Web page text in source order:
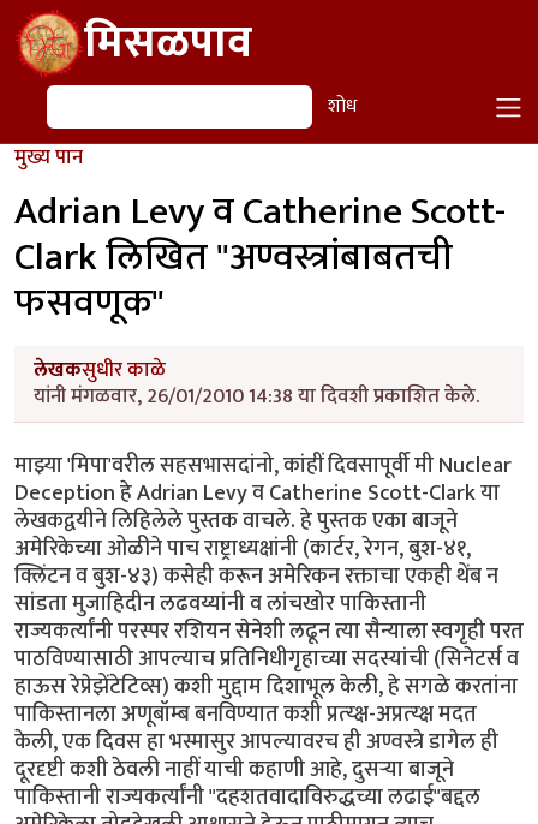
Skip to main contentमिसळपाव
शोध शोध
मुख्य पान
Adrian Levy व Catherine Scott-
Clark लिखित "अण्वस्त्रांबाबतची
फसवणूक"
लेखकसुधीर काळे
यांनी मंगळवार, 26/01/2010 14:38 या दिवशी प्रकाशित केले.
माझ्या 'मिपा'वरील सहसभासदांनो, कांहीं दिवसापूर्वी मी Nuclear
Deception हे Adrian Levy व Catherine Scott-Clark या
लेखकद्वयीने लिहिलेले पुस्तक वाचले. हे पुस्तक एका बाजूने
अमेरिकेच्या ओळीने पाच राष्ट्राध्यक्षांनी (कार्टर, रेगन, बुश-४१,
क्लिंटन व बुश-४३) कसेही करून अमेरिकन रक्ताचा एकही थेंब न
सांडता मुजाहिदीन लढवय्यांनी व लांचखोर पाकिस्तानी
राज्यकर्त्यांनी परस्पर रशियन सेनेशी लढून त्या सैन्याला स्वगृही परत
पाठविण्यासाठी आपल्याच प्रतिनिधीगृहाच्या सदस्यांची (सिनेटर्स व
हाऊस रेप्रेझेंटेटिव्स) कशी मुद्दाम दिशाभूल केली, हे सगळे करतांना
पाकिस्तानला अणूबॉम्ब बनविण्यात कशी प्रत्य्क्ष-अप्रत्य्क्ष मदत
केली, एक दिवस हा भस्मासुर आपल्यावरच ही अण्वस्त्रे डागेल ही
दूरदृष्टी कशी ठेवली नाहीं याची कहाणी आहे, दुसर्‍या बाजूने
पाकिस्तानी राज्यकर्त्यांनी "दहशतवादाविरुद्धच्या लढाई"बद्दल